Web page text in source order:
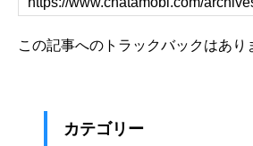
この記事へのトラックバックはあり
カテゴリー